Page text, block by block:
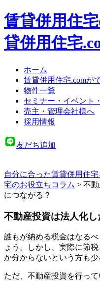
賃貸併用住
貸併用住宅
ホーム
賃貸併用住宅.comが
物件一覧
セミナー・イベント
売主・管理会社様へ
採用情報
友だち追加
自分に合った賃貸併用住宅
宅のお役立ちコラム > 不
につながる？
不動産投資は法人化
誰もが納める税金はなる
ょう。しかし、実際に節
か分からないという方も少
ただ、不動産投資を行っ